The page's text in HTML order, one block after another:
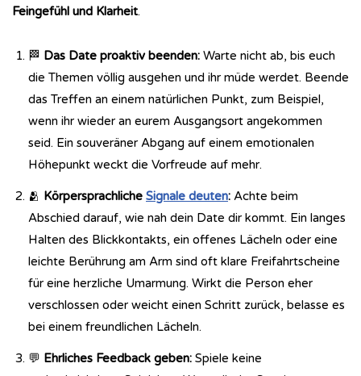
Feingefühl und Klarheit.
🏁 Das Date proaktiv beenden: Warte nicht ab, bis euch
die Themen völlig ausgehen und ihr müde werdet. Beende
das Treffen an einem natürlichen Punkt, zum Beispiel,
wenn ihr wieder an eurem Ausgangsort angekommen
seid. Ein souveräner Abgang auf einem emotionalen
Höhepunkt weckt die Vorfreude auf mehr.
🫂 Körpersprachliche Signale deuten: Achte beim
Abschied darauf, wie nah dein Date dir kommt. Ein langes
Halten des Blickkontakts, ein offenes Lächeln oder eine
leichte Berührung am Arm sind oft klare Freifahrtscheine
für eine herzliche Umarmung. Wirkt die Person eher
verschlossen oder weicht einen Schritt zurück, belasse es
bei einem freundlichen Lächeln.
💬 Ehrliches Feedback geben: Spiele keine